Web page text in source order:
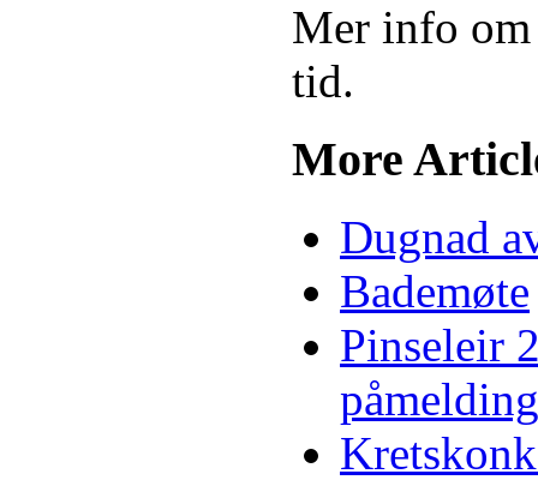
Mer info
tid.
More
Dugnad
Bademøte
Pinseleir
påmelding